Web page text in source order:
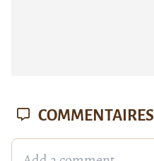
COMMENTAIRES